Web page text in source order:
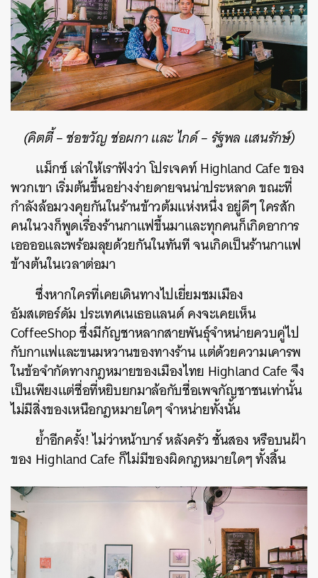
(คิตตี้ –ช่อขวัญ ช่อผกาและ ไกด์ – รัฐพล แสนรักษ์)
แม็กซ์ เล่าให้เราฟังว่า โปรเจคท์ Highland Cafe ของ
พวกเขา เริ่มต้นขึ้นอย่างง่ายดายจนน่าประหลาด ขณะที่
กำลังล้อมวงคุยกันในร้านข้าวต้มแห่งหนึ่ง อยู่ดีๆ ใครสัก
คนในวงก็พูดเรื่องร้านกาแฟขึ้นมาและทุกคนก็เกิดอาการ
เออออและพร้อมลุยด้วยกันในทันที จนเกิดเป็นร้านกาแฟ
ข้างต้นในเวลาต่อมา
ซึ่งหากใครที่เคยเดินทางไปเยี่ยมชมเมือง
อัมสเตอร์ดัม ประเทศเนเธอแลนด์ คงจะเคยเห็น
CoffeeShop ซึ่งมีกัญชาหลากสายพันธุ์จำหน่ายควบคู่ไป
กับกาแฟและขนมหวานของทางร้าน แต่ด้วยความเคารพ
ในข้อจำกัดทางกฎหมายของเมืองไทย Highland Cafe จึง
เป็นเพียงแต่ชื่อที่หยิบยกมาล้อกับชื่อเพจกัญชาชนเท่านั้น
ไม่มีสิ่งของเหนือกฎหมายใดๆ จำหน่ายทั้งนั้น
ย้ำอีกครั้ง! ไม่ว่าหน้าบาร์ หลังครัว ชั้นสอง หรือบนฝ้า
ของ Highland Cafe ก็ไม่มีของผิดกฎหมายใดๆ ทั้งสิ้น